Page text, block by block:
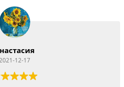
12-17